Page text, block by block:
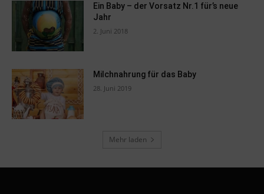
Ein Baby – der Vorsatz Nr.1 für’s neue
Jahr
2. Juni 2018
Milchnahrung für das Baby
28. Juni 2019
Mehr laden